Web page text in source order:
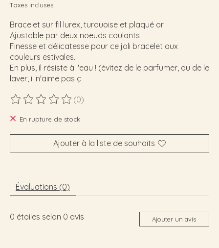
Taxes incluses
Bracelet sur fil lurex, turquoise et plaqué or
Ajustable par deux noeuds coulants
Finesse et délicatesse pour ce joli bracelet aux
couleurs estivales.
En plus, il résiste à l'eau ! (évitez de le parfumer, ou de le
laver, il n'aime pas ç
Ce produit est évalué à
(0)
En rupture de stock
Ajouter à la liste de souhaits
Évaluations (0)
0 étoiles selon 0 avis Ajouter un avis